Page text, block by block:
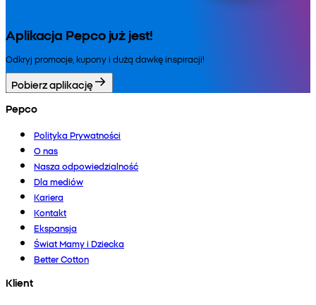
Aplikacja Pepco już jest!
Odkryj promocje, kupony i dużą dawkę inspiracji!
Pobierz aplikację
Pepco
Polityka Prywatności
O nas
Nasza odpowiedzialność
Dla mediów
Kariera
Kontakt
Ekspansja
Świat Mamy i Dziecka
Better Cotton
Klient